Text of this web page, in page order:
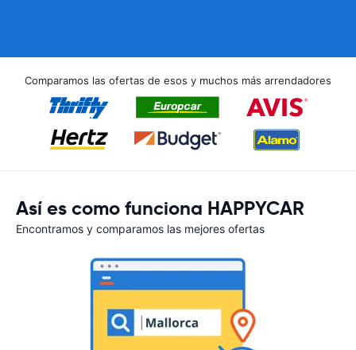
Comparamos las ofertas de esos y muchos más arrendadores
Así es como funciona HAPPYCAR
Encontramos y comparamos las mejores ofertas